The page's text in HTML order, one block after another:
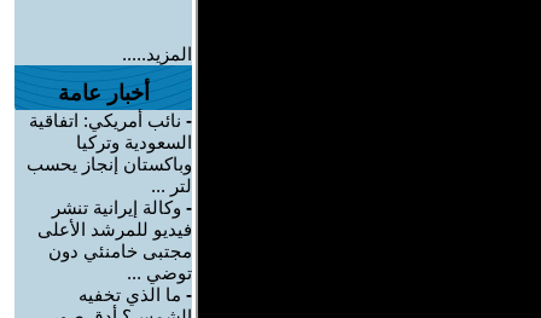
المزيد.....
أخبار عامة
- نائب أمريكي: اتفاقية
السعودية وتركيا
وباكستان إنجاز يحسب
لتر ...
- وكالة إيرانية تنشر
فيديو للمرشد الأعلى
مجتبى خامنئي دون
توضي ...
- ما الذي تخفيه